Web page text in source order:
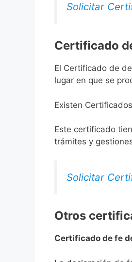
Solicitar
Certificado
El Certificado de
lugar en que se
Existen
Este certificado
trámites y
Solicitar
Otros
Certificado de fe